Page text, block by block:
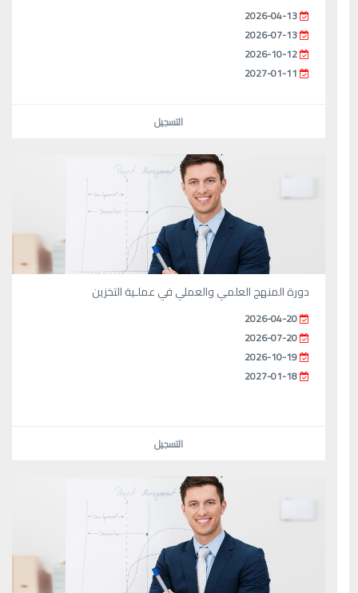
2026-04-13
2026-07-13
2026-10-12
2027-01-11
التسجيل
دورة المنهج العلمي والعملي في عملـية التخزين
2026-04-20
2026-07-20
2026-10-19
2027-01-18
التسجيل